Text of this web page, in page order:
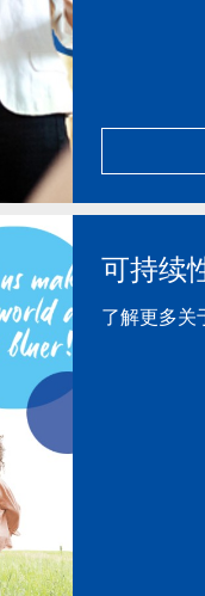
可持续
了解更多关